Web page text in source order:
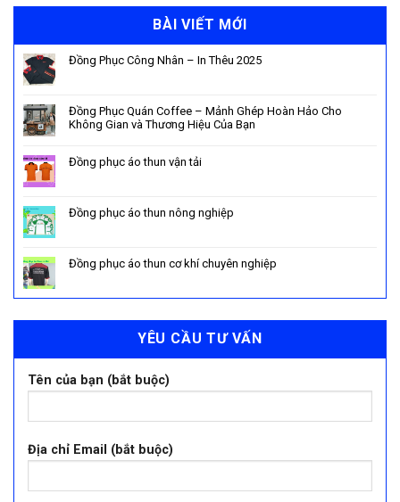
BÀI VIẾT MỚI
Đồng Phục Công Nhân – In Thêu 2025
Đồng Phục Quán Coffee – Mảnh Ghép Hoàn Hảo Cho
Không Gian và Thương Hiệu Của Bạn
Đồng phục áo thun vận tải
Đồng phục áo thun nông nghiệp
Đồng phục áo thun cơ khí chuyên nghiệp
YÊU CẦU TƯ VẤN
Tên của bạn (bắt buộc)
Địa chỉ Email (bắt buộc)